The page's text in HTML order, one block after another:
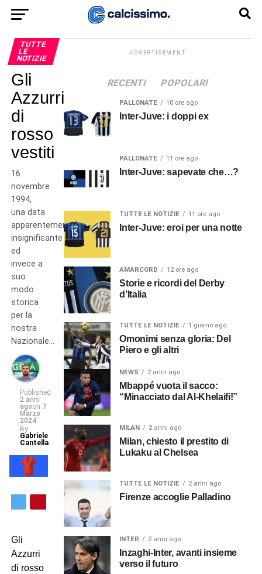
TUTTE
LE
NOTIZIE
Gli
Azzurri
di
rosso
vestiti
16
novembre
1994,
una data
apparentemente
insignificante
ed
invece a
suo
modo
storica
per la
nostra
Nazionale…
Published
2 anni
agoon 7
Marzo
2024
By
Gabriele
Cantella
Gli
Azzurri
di rosso
ADVERTISEMENT
RECENTI POPOLARI
PALLONATE 10 ore ago
Inter-Juve: i doppi ex
PALLONATE 11 ore ago
Inter-Juve: sapevate che…?
TUTTE LE NOTIZIE 11 ore ago
Inter-Juve: eroi per una notte
AMARCORD 12 ore ago
Storie e ricordi del Derby
d’Italia
TUTTE LE NOTIZIE 1 giorno ago
Omonimi senza gloria: Del
Piero e gli altri
NEWS 2 anni ago
Mbappé vuota il sacco:
“Minacciato dal Al-Khelaifi!”
MILAN 2 anni ago
Milan, chiesto il prestito di
Lukaku al Chelsea
TUTTE LE NOTIZIE 2 anni ago
Firenze accoglie Palladino
INTER 2 anni ago
Inzaghi-Inter, avanti insieme
verso il futuro